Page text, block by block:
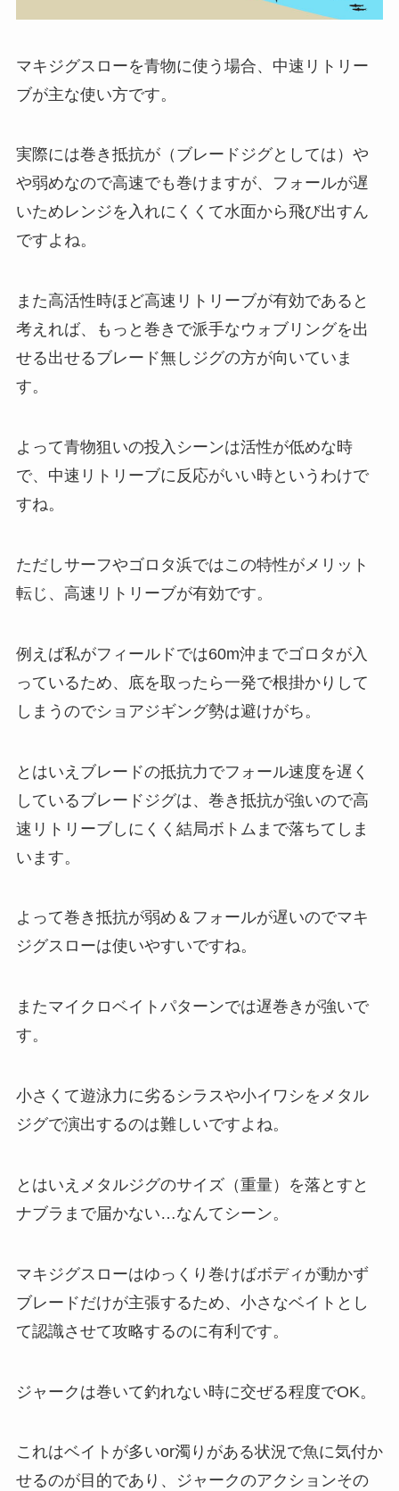
マキジグスローを青物に使う場合、中速リトリー
ブが主な使い方です。
実際には巻き抵抗が（ブレードジグとしては）や
や弱めなので高速でも巻けますが、フォールが遅
いためレンジを入れにくくて水面から飛び出すん
ですよね。
また高活性時ほど高速リトリーブが有効であると
考えれば、もっと巻きで派手なウォブリングを出
せる出せるブレード無しジグの方が向いていま
す。
よって青物狙いの投入シーンは活性が低めな時
で、中速リトリーブに反応がいい時というわけで
すね。
ただしサーフやゴロタ浜ではこの特性がメリット
転じ、高速リトリーブが有効です。
例えば私がフィールドでは60m沖までゴロタが入
っているため、底を取ったら一発で根掛かりして
しまうのでショアジギング勢は避けがち。
とはいえブレードの抵抗力でフォール速度を遅く
しているブレードジグは、巻き抵抗が強いので高
速リトリーブしにくく結局ボトムまで落ちてしま
います。
よって巻き抵抗が弱め＆フォールが遅いのでマキ
ジグスローは使いやすいですね。
またマイクロベイトパターンでは遅巻きが強いで
す。
小さくて遊泳力に劣るシラスや小イワシをメタル
ジグで演出するのは難しいですよね。
とはいえメタルジグのサイズ（重量）を落とすと
ナブラまで届かない…なんてシーン。
マキジグスローはゆっくり巻けばボディが動かず
ブレードだけが主張するため、小さなベイトとし
て認識させて攻略するのに有利です。
ジャークは巻いて釣れない時に交ぜる程度でOK。
これはベイトが多いor濁りがある状況で魚に気付か
せるのが目的であり、ジャークのアクションその